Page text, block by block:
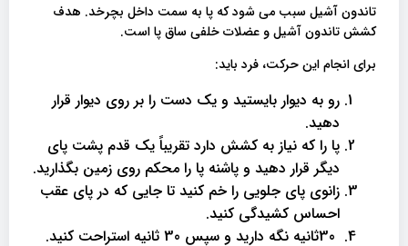
تاندون آشیل سبب می شود که پا به سمت داخل بچرخد. هدف
کشش تاندون آشیل و عضلات خلفی ساق پا است.
برای انجام این حرکت، فرد باید:
رو به دیوار بایستید و یک دست را بر روی دیوار قرار
دهید.
پا را که نیاز به کشش دارد تقریباً یک قدم پشت پای
دیگر قرار دهید و پاشنه پا را محکم روی زمین بگذارید.
زانوی پای جلویی را خم کنید تا جایی که در پای عقب
احساس کشیدگی کنید.